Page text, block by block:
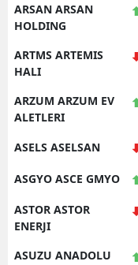
ARSAN ARSAN
HOLDING
ARTMS ARTEMIS
HALI
ARZUM ARZUM EV
ALETLERI
ASELS ASELSAN
ASGYO ASCE GMYO
ASTOR ASTOR
ENERJI
ASUZU ANADOLU